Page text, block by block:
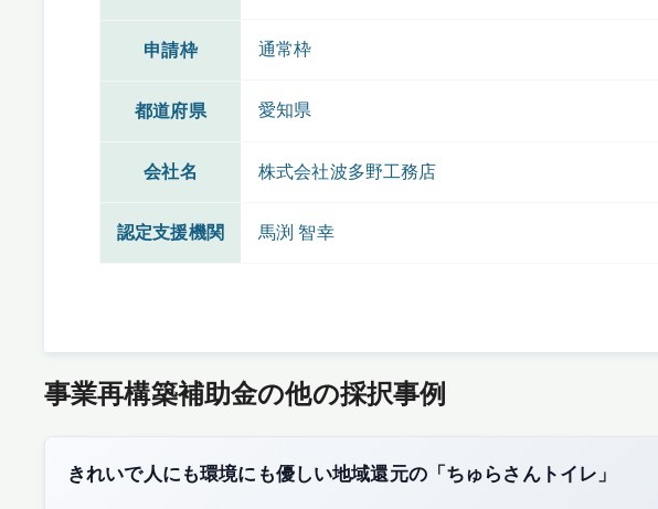
申請枠 通常枠
都道府県 愛知県
会社名 株式会社波多野工務店
認定支援機関 馬渕 智幸
事業再構築補助金の他の採択事例
きれいで人にも環境にも優しい地域還元の「ちゅらさんトイレ」